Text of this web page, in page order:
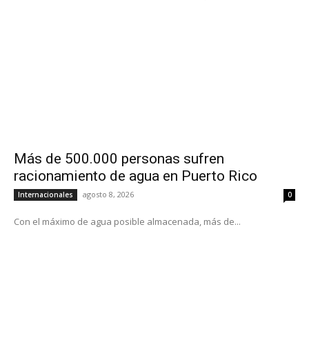
Más de 500.000 personas sufren
racionamiento de agua en Puerto Rico
Internacionales agosto 8, 2026 0
Con el máximo de agua posible almacenada, más de...